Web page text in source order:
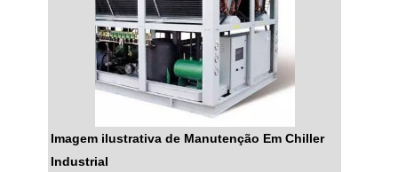
Imagem ilustrativa de Manutenção Em Chiller
Industrial